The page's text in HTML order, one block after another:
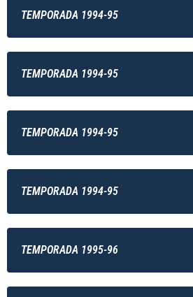
TEMPORADA 1994-95
TEMPORADA 1994-95
TEMPORADA 1994-95
TEMPORADA 1994-95
TEMPORADA 1995-96